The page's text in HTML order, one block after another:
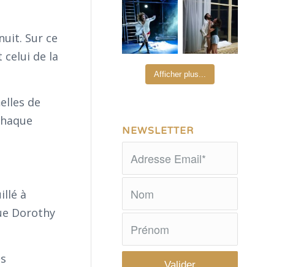
Sur ce
celui de la
de
à
Dorothy
Afficher plus...
NEWSLETTER